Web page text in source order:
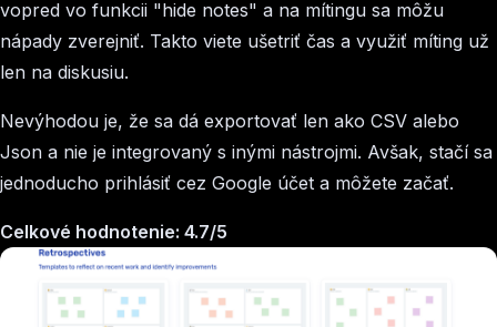
vopred vo funkcii "hide notes" a na mítingu sa môžu
nápady zverejniť. Takto viete ušetriť čas a využiť míting už
len na diskusiu.
Nevýhodou je, že sa dá exportovať len ako CSV alebo
Json a nie je integrovaný s inými nástrojmi. Avšak, stačí sa
jednoducho prihlásiť cez Google účet a môžete začať.
Celkové hodnotenie: 4.7/5